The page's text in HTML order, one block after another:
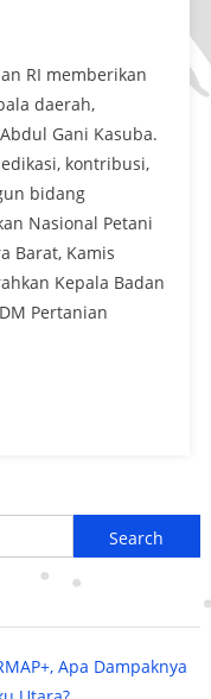
RI memberikan
daerah,
Gani Kasuba.
kontribusi,
bidang
Nasional Petani
Barat, Kamis
Kepala Badan
Pertanian
Search
for:
Apa Dampaknya